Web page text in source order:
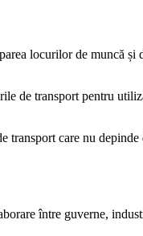
locurilor de muncă și
de transport pentru
transport care nu
între guverne,